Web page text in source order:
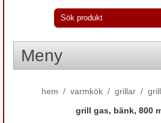
Meny
hem / varmkök / grillar /
grill gas, bänk, 800